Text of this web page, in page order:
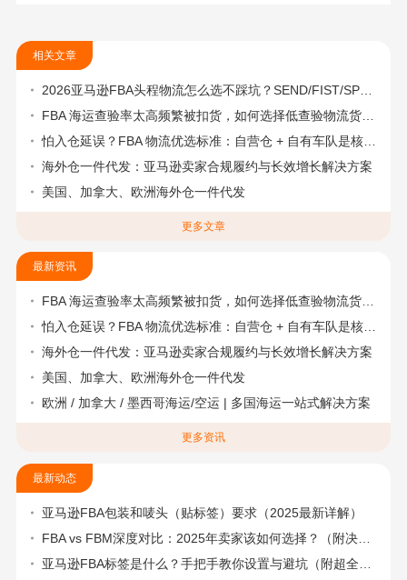
相关文章
2026亚马逊FBA头程物流怎么选不踩坑？SEND/FIST/SPN官方认证物流商，只有这家敢承诺“准达率第一”
FBA 海运查验率太高频繁被扣货，如何选择低查验物流货代？
怕入仓延误？FBA 物流优选标准：自营仓 + 自有车队是核心硬指标
海外仓一件代发：亚马逊卖家合规履约与长效增长解决方案
美国、加拿大、欧洲海外仓一件代发
更多文章
最新资讯
FBA 海运查验率太高频繁被扣货，如何选择低查验物流货代？
怕入仓延误？FBA 物流优选标准：自营仓 + 自有车队是核心硬指标
海外仓一件代发：亚马逊卖家合规履约与长效增长解决方案
美国、加拿大、欧洲海外仓一件代发
欧洲 / 加拿大 / 墨西哥海运/空运 | 多国海运一站式解决方案
更多资讯
最新动态
亚马逊FBA包装和唛头（贴标签）要求（2025最新详解）
FBA vs FBM深度对比：2025年卖家该如何选择？（附决策流程图）
亚马逊FBA标签是什么？手把手教你设置与避坑（附超全指南）